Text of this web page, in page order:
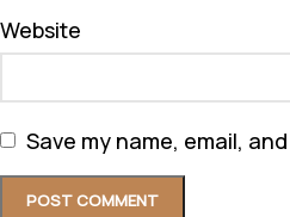
Website
Save my name, email,